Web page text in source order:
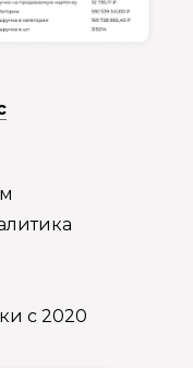
с 2020